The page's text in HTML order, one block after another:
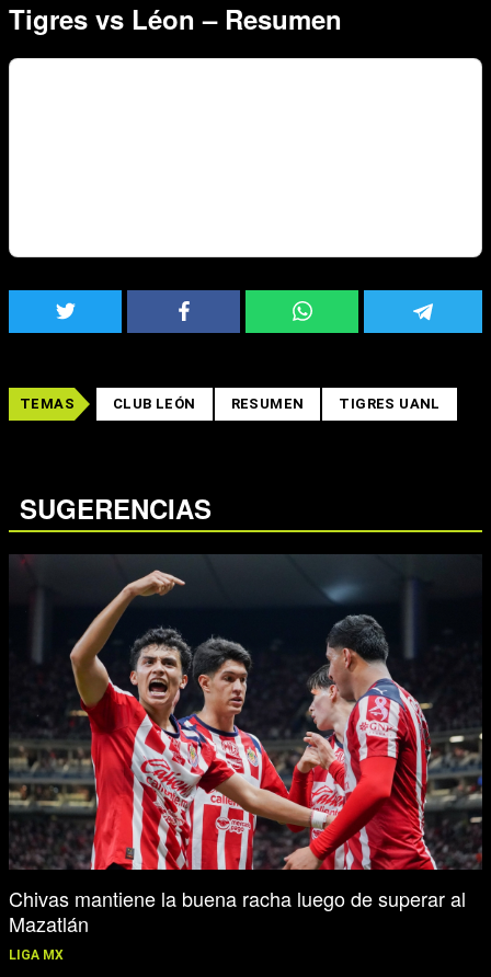
Tigres vs Léon – Resumen
TEMAS CLUB LEÓN RESUMEN TIGRES UANL
SUGERENCIAS
Chivas mantiene la buena racha luego de superar al
Mazatlán
LIGA MX